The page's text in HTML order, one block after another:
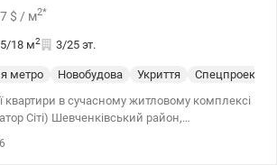
$ / м2*
18 м2 3/25 эт.
метро Новобудова Укриття Спецпроект
квартири в сучасному житловому комплексі
Сіті) Шевченківський район,